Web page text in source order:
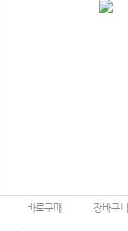
바로구매 장바구니